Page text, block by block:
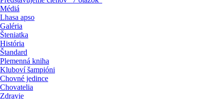
Médiá
Lhasa apso
Galéria
Šteniatka
História
Štandard
Plemenná kniha
Kluboví šampióni
Chovné jedince
Chovatelia
Zdravie